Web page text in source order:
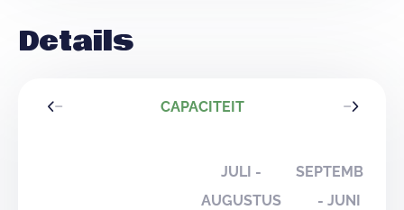
Details
CAPACITEIT
JULI -
AUGUSTUS
SEPTEMBER
- JUNI